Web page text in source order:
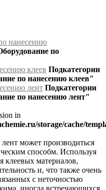
нанесению
по
клеев Подкатегории
по нанесению клеев"
лент Подкатегории
по нанесению лент"
in
storage/cache/
может производиться
способм. Используя
клеевых материалов,
и, что также очень
с неточностью
иногда встречающихся